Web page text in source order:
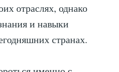
отраслях, однако
и навыки
странах.